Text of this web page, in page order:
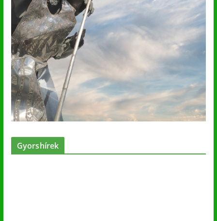
Gyorshírek